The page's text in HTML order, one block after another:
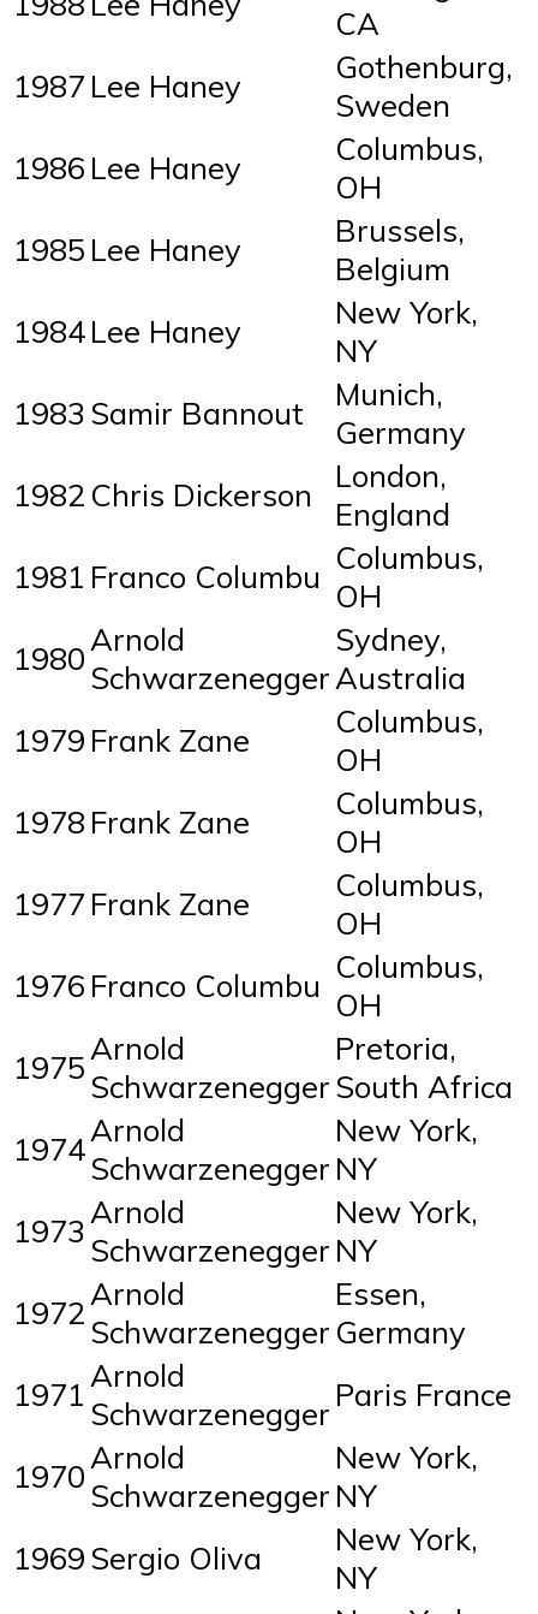
CA
1987 Lee Haney
Gothenburg,
Sweden
1986 Lee Haney
Columbus,
OH
1985 Lee Haney
Brussels,
Belgium
1984Lee Haney
New York,
NY
1983 Samir Bannout
Munich,
Germany
1982 Chris Dickerson
London,
England
1981 Franco Columbu Columbus,
OH
1980Arnold
Schwarzenegger
Sydney,
Australia
1979 Frank Zane
Columbus,
OH
1978 Frank Zane
Columbus,
OH
1977 Frank Zane
Columbus,
OH
1976 Franco Columbu Columbus,
OH
1975Arnold
Schwarzenegger
Pretoria,
South Africa
1974Arnold
Schwarzenegger
New York,
NY
1973 Arnold
Schwarzenegger
New York,
NY
1972Arnold
Schwarzenegger
Essen,
Germany
1971 Arnold
Schwarzenegger Paris France
1970Arnold
Schwarzenegger
New York,
NY
1969Sergio Oliva
New York,
NY